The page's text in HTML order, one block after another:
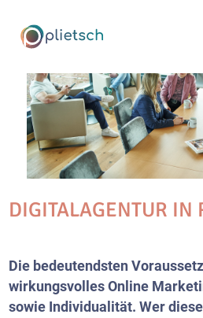
DIGITALAGENTUR IN
Die bedeutendsten
wirkungsvolles Online
sowie Individualität. Wer